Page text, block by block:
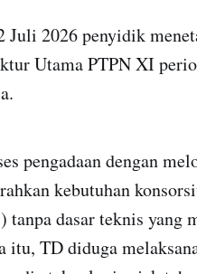
2026 penyidik
Utama PTPN XI
pengadaan dengan
kebutuhan
dasar teknis yang
TD diduga